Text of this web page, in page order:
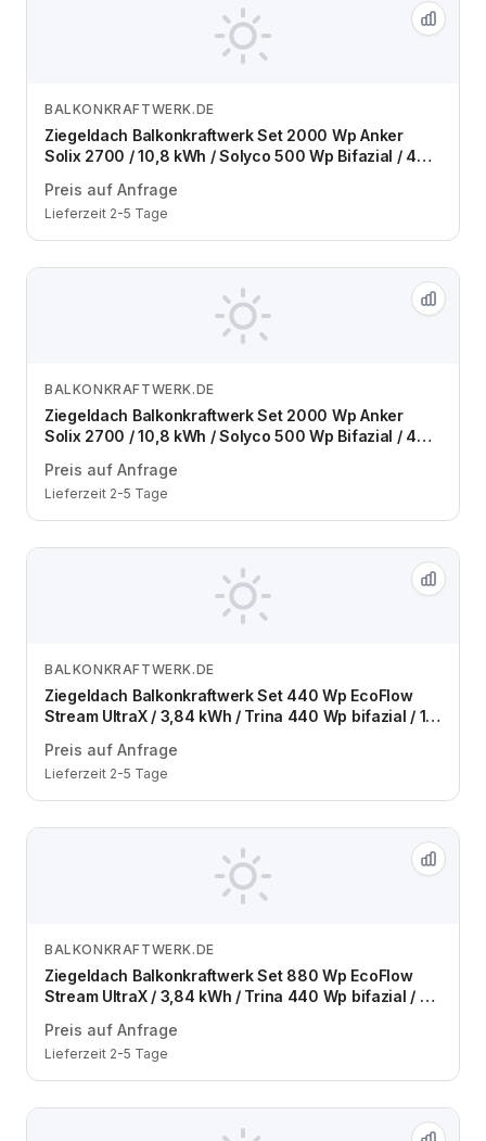
Zum Angebot
BALKONKRAFTWERK.DE
Ziegeldach Balkonkraftwerk Set 2000 Wp Anker
Solix 2700 / 10,8 kWh / Solyco 500 Wp Bifazial / 4
Preis auf Anfrage
Lieferzeit 2-5 Tage
Zum Angebot
BALKONKRAFTWERK.DE
Ziegeldach Balkonkraftwerk Set 2000 Wp Anker
Solix 2700 / 10,8 kWh / Solyco 500 Wp Bifazial / 4
Preis auf Anfrage
Lieferzeit 2-5 Tage
Zum Angebot
BALKONKRAFTWERK.DE
Ziegeldach Balkonkraftwerk Set 440 Wp EcoFlow
Stream UltraX / 3,84 kWh / Trina 440 Wp bifazial / 1
Preis auf Anfrage
Lieferzeit 2-5 Tage
Zum Angebot
BALKONKRAFTWERK.DE
Ziegeldach Balkonkraftwerk Set 880 Wp EcoFlow
Stream UltraX / 3,84 kWh / Trina 440 Wp bifazial / 2
Preis auf Anfrage
Lieferzeit 2-5 Tage